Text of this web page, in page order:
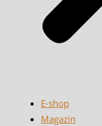
E-shop
Magazín